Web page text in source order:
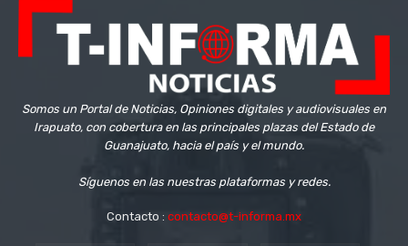
Somos un Portal de Noticias, Opiniones digitales y audiovisuales en
Irapuato, con cobertura en las principales plazas del Estado de
Guanajuato, hacia el país y el mundo.
Síguenos en las nuestras plataformas y redes.
Contacto : contacto@t-informa.mx